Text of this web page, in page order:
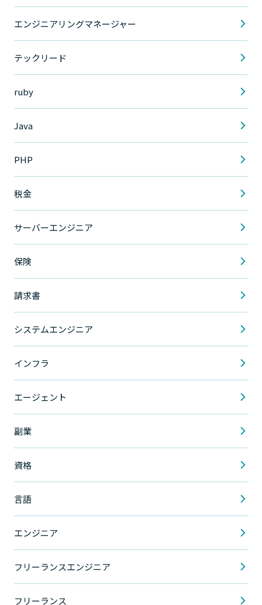
エンジニアリングマネージャー
テックリード
ruby
Java
PHP
税金
サーバーエンジニア
保険
請求書
システムエンジニア
インフラ
エージェント
副業
資格
言語
エンジニア
フリーランスエンジニア
フリーランス